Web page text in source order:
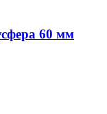
60 мм